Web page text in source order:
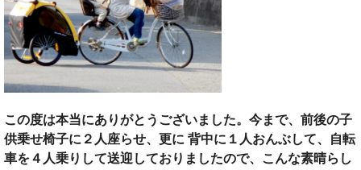
この度は本当にありがとうございました。今まで、前後の子
供乗せ椅子に２人座らせ、更に 背中に１人おんぶして、自転
車を４人乗りして送迎しておりましたので、こんな素晴らし